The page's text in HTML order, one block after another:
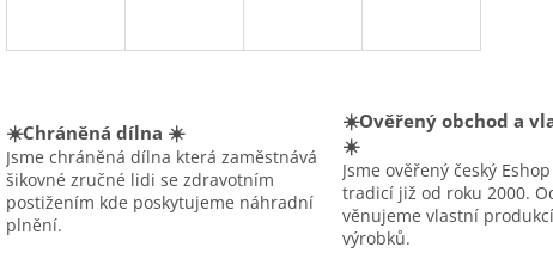
☀️Chráněná dílna ☀️
Jsme chráněná dílna která zaměstnává
šikovné zručné lidi se zdravotním
postižením kde poskytujeme náhradní
plnění.
☀️Ověřený obchod a
☀️
Jsme ověřený český
tradicí již od roku 2000.
věnujeme vlastní
výrobků.